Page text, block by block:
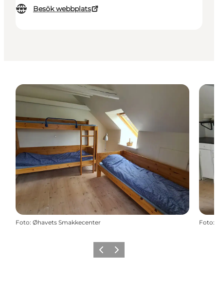
Besök webbplats
Foto: Øhavets Smakkecenter Foto:
Föregående
Nästa